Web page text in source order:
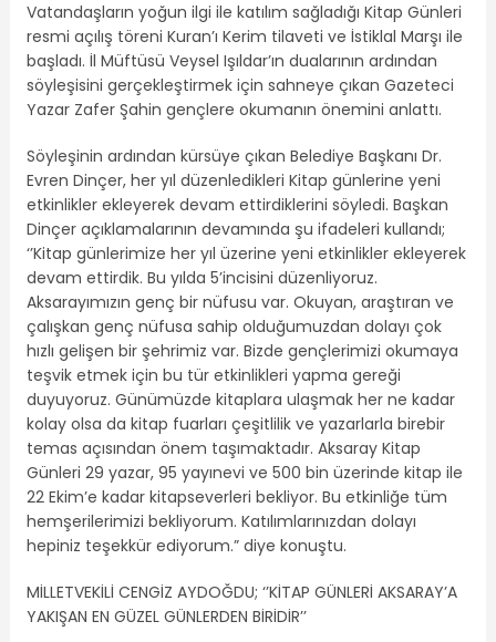
Vatandaşların yoğun ilgi ile katılım sağladığı Kitap Günleri
resmi açılış töreni Kuran’ı Kerim tilaveti ve İstiklal Marşı ile
başladı. İl Müftüsü Veysel Işıldar’ın dualarının ardından
söyleşisini gerçekleştirmek için sahneye çıkan Gazeteci
Yazar Zafer Şahin gençlere okumanın önemini anlattı.
Söyleşinin ardından kürsüye çıkan Belediye Başkanı Dr.
Evren Dinçer, her yıl düzenledikleri Kitap günlerine yeni
etkinlikler ekleyerek devam ettirdiklerini söyledi. Başkan
Dinçer açıklamalarının devamında şu ifadeleri kullandı;
‘’Kitap günlerimize her yıl üzerine yeni etkinlikler ekleyerek
devam ettirdik. Bu yılda 5’incisini düzenliyoruz.
Aksarayımızın genç bir nüfusu var. Okuyan, araştıran ve
çalışkan genç nüfusa sahip olduğumuzdan dolayı çok
hızlı gelişen bir şehrimiz var. Bizde gençlerimizi okumaya
teşvik etmek için bu tür etkinlikleri yapma gereği
duyuyoruz. Günümüzde kitaplara ulaşmak her ne kadar
kolay olsa da kitap fuarları çeşitlilik ve yazarlarla birebir
temas açısından önem taşımaktadır. Aksaray Kitap
Günleri 29 yazar, 95 yayınevi ve 500 bin üzerinde kitap ile
22 Ekim’e kadar kitapseverleri bekliyor. Bu etkinliğe tüm
hemşerilerimizi bekliyorum. Katılımlarınızdan dolayı
hepiniz teşekkür ediyorum.” diye konuştu.
MİLLETVEKİLİ CENGİZ AYDOĞDU; ‘’KİTAP GÜNLERİ AKSARAY’A
YAKIŞAN EN GÜZEL GÜNLERDEN BİRİDİR’’